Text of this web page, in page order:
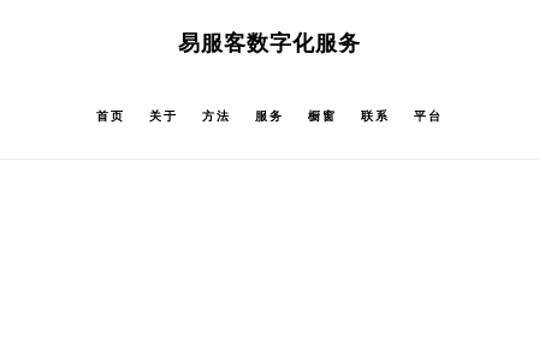
易服客数字化服务
首页 关于 方法 服务 橱窗 联系 平台